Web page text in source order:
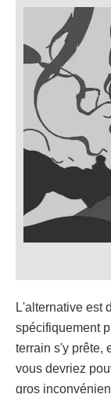
L'alternative est
spécifiquement
terrain s'y prête,
vous devriez
gros